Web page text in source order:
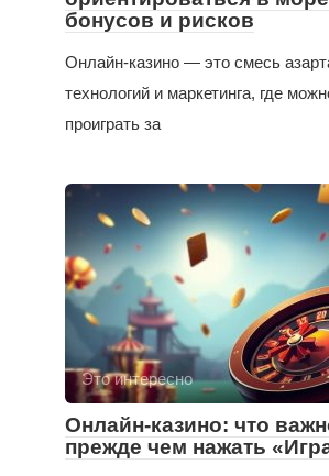
бонусов и рисков
Онлайн-казино — это смесь
технологий и маркетинга, где
проиграть за
Это интересно
Онлайн-казино: что
прежде чем нажать